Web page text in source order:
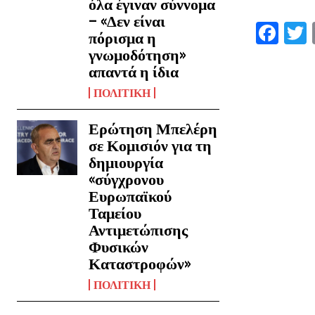
όλα έγιναν σύννομα
– «Δεν είναι
πόρισμα η
γνωμοδότηση»
απαντά η ίδια
ΠΟΛΙΤΙΚΗ
Ερώτηση Μπελέρη
σε Κομισιόν για τη
δημιουργία
«σύγχρονου
Ευρωπαϊκού
Ταμείου
Αντιμετώπισης
Φυσικών
Καταστροφών»
ΠΟΛΙΤΙΚΗ
F